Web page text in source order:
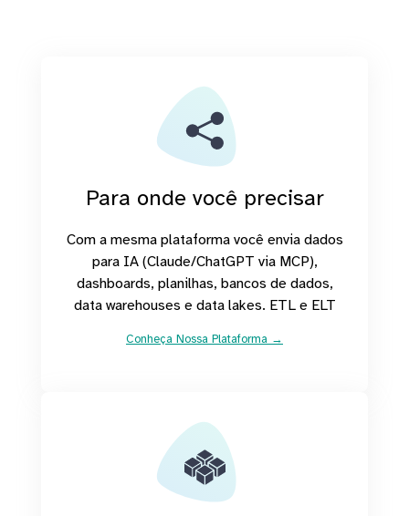
Para onde você precisar
Com a mesma plataforma você envia dados
para IA (Claude/ChatGPT via MCP),
dashboards, planilhas, bancos de dados,
data warehouses e data lakes. ETL e ELT
Conheça Nossa Plataforma →